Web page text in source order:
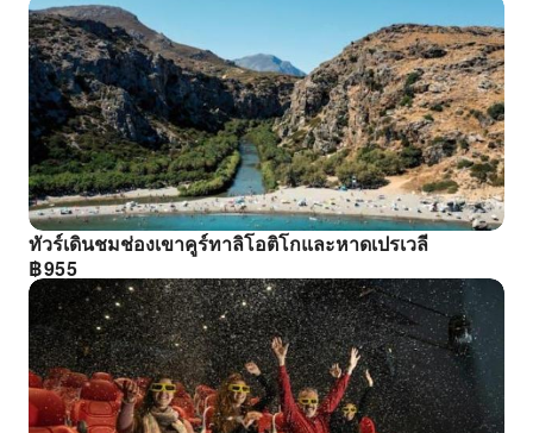
ทัวร์เดินชมช่องเขาคูร์ทาลิโอติโกและหาดเปรเวลี
฿955